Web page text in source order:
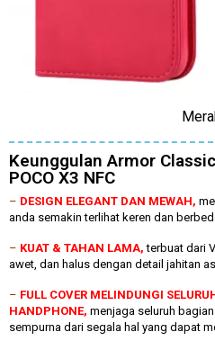
Keunggulan Armor
POCO X3 NFC
– DESIGN ELEGANT DAN MEWAH,
anda semakin terlihat keren dan
– KUAT & TAHAN LAMA,terbuat dari
awet, dan halus dengan detail jahitan
– FULL COVER MELINDUNGI
HANDPHONE, menjaga seluruh
sempurna dari segala hal yang dapat